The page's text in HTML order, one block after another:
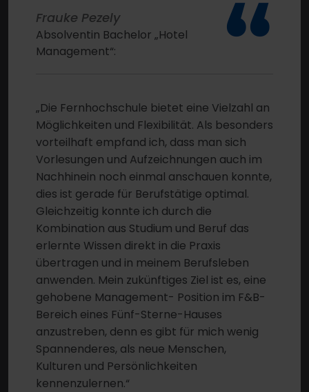
“
Frauke Pezely
Absolventin Bachelor „Hotel
Management“:
„Die Fernhochschule bietet eine Vielzahl an
Möglichkeiten und Flexibilität. Als besonders
vorteilhaft empfand ich, dass man sich
Vorlesungen und Aufzeichnungen auch im
Nachhinein noch einmal anschauen konnte,
dies ist gerade für Berufstätige optimal.
Gleichzeitig konnte ich durch die
Kombination aus Studium und Beruf das
erlernte Wissen direkt in die Praxis
übertragen und in meinem Berufsleben
anwenden. Mein zukünftiges Ziel ist es, eine
gehobene Management- Position im F&B-
Bereich eines Fünf-Sterne-Hauses
anzustreben, denn es gibt für mich wenig
Spannenderes, als neue Menschen,
Kulturen und Persönlichkeiten
kennenzulernen.“